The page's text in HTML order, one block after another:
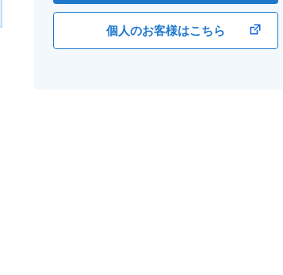
個人のお客様はこちら